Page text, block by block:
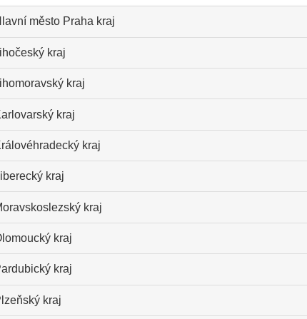
město Praha kraj
kraj
kraj
kraj
kraj
kraj
kraj
kraj
kraj
kraj